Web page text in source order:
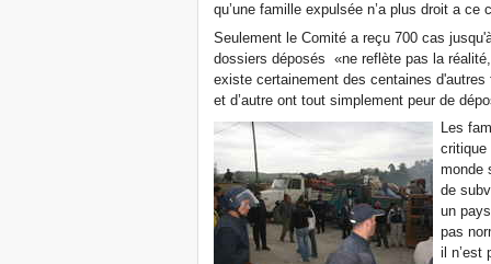
qu’une famille expulsée n’a plus droit a ce
Seulement le Comité a reçu 700 cas
dossiers déposés «ne reflète pas la
existe certainement des centaines
et d’autre ont tout simplement peur de
Les
critique
monde
de
un
pas
il n’est